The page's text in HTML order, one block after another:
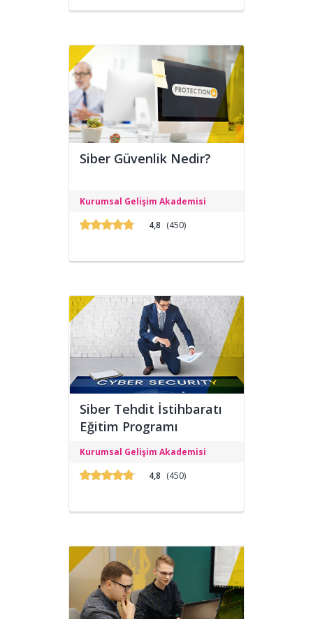
Siber Güvenlik Nedir?
Siber İstihbarat konusunda uzman
yetiştirmektir.
Kurumsal Gelişim Akademisi
4,8 (450)
Siber Tehdit İstihbaratı
Eğitim Programı
eğitimi verilerek Siber Güvenlik Uzman
Yardımcısı yetiştirmeyi
hedeflemektedir.
Kurumsal Gelişim Akademisi
4,8 (450)